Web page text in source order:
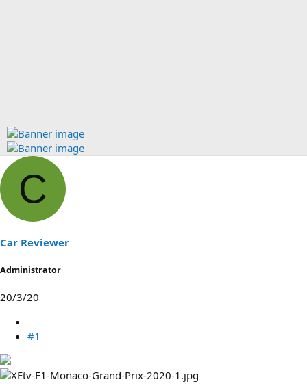
C
Car Reviewer
Administrator
20/3/20
#1